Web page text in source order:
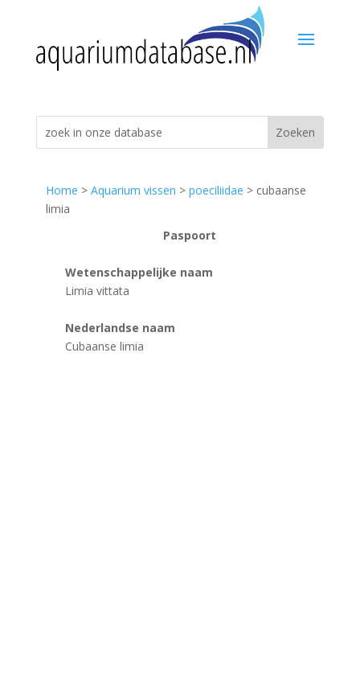
Home > Aquarium vissen > poeciliidae > cubaanse
limia
Paspoort
Wetenschappelijke naam
Limia vittata
Nederlandse naam
Cubaanse limia